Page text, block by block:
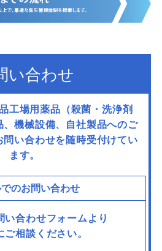
い合わせ
工場用薬品（殺菌・洗浄剤
機械設備、
自社製品へのご
い合わせを随時受付けてい
ます。
でのお問い合わせ
い合わせフォームより
ご相談ください。